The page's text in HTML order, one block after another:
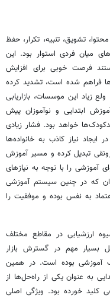
تشویق، تنبیه، تکرار، حفظ
میان فردی استوار بود. این
فرصت خوبی برای افزایش
فراهم شده است، تشدید کرده
زیاد این موسسات، بازاریابی
ابتدایی و نوآموزان پیش
خواهد بود. فشار زیادی
ایجاد نیاز کاذب به خانواده‌­ها
تبدیل کرده و مسیر آموزش
آموزشی را با توجه به نیازهای
که در چنین سیستم آموزشی
به نفس بوده و موفقیت را
ارزشیابی در مقاطع مختلف
بسیار مهم در گسترش بازار
آموزشی بوده است. در همین
به عنوان یکی از راه­‌حل­‌ها از
توصیفی کلید خورده بود. ویژگی اصلی